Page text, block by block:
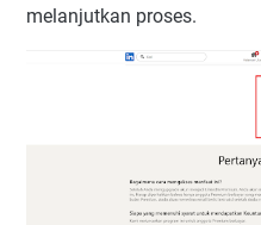
melanjutkan proses.